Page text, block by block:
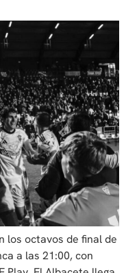
los octavos de final de
a las 21:00, con